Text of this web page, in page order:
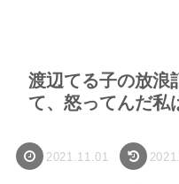
渡辺てる子の放浪
て、怒ってんだ私
2021.11.01